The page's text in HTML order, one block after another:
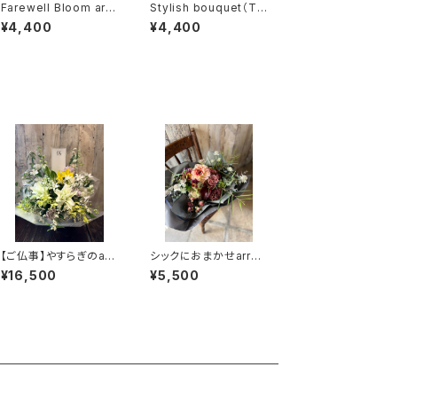
Farewell Bloom arra
ngement（TA35）
¥4,400
Stylish bouquet（TB
14）
¥4,400
【ご仏事】やすらぎのarr
angement（TA37）
¥16,500
シックにおまかせarran
gement（TA27）
¥5,500